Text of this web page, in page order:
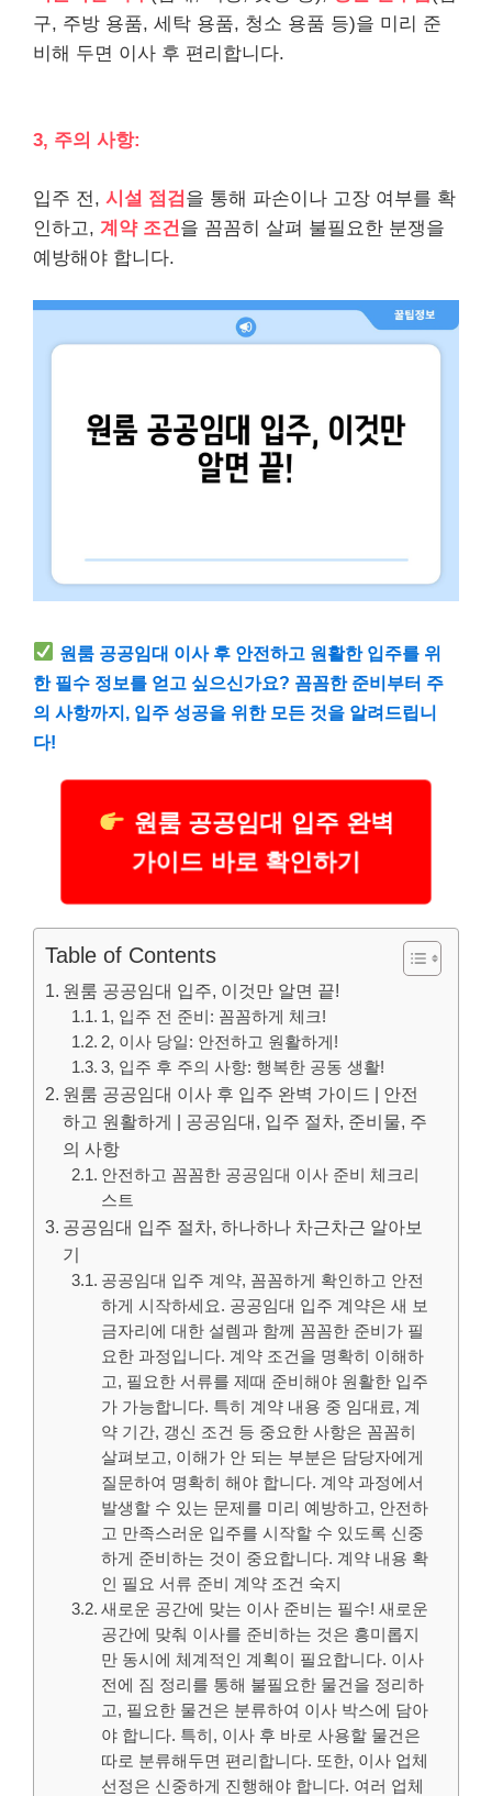
구, 주방 용품, 세탁 용품, 청소 용품 등)을 미리 준
비해 두면 이사 후 편리합니다.
3, 주의 사항:
입주 전, 시설 점검 을 통해 파손이나 고장 여부를 확
인하고, 계약 조건 을 꼼꼼히 살펴 불필요한 분쟁을
예방해야 합니다.
원룸 공공임대 이사 후 안전하고 원활한 입주를 위
한 필수 정보를 얻고 싶으신가요? 꼼꼼한 준비부터 주
의 사항까지, 입주 성공을 위한 모든 것을 알려드립니
다!
원룸 공공임대 입주 완벽
가이드 바로 확인하기
Table of Contents
원룸 공공임대 입주, 이것만 알면 끝!
1, 입주 전 준비: 꼼꼼하게 체크!
2, 이사 당일: 안전하고 원활하게!
3, 입주 후 주의 사항: 행복한 공동 생활!
원룸 공공임대 이사 후 입주 완벽 가이드 | 안전
하고 원활하게 | 공공임대, 입주 절차, 준비물, 주
의 사항
안전하고 꼼꼼한 공공임대 이사 준비 체크리
스트
공공임대 입주 절차, 하나하나 차근차근 알아보
기
공공임대 입주 계약, 꼼꼼하게 확인하고 안전
하게 시작하세요. 공공임대 입주 계약은 새 보
금자리에 대한 설렘과 함께 꼼꼼한 준비가 필
요한 과정입니다. 계약 조건을 명확히 이해하
고, 필요한 서류를 제때 준비해야 원활한 입주
가 가능합니다. 특히 계약 내용 중 임대료, 계
약 기간, 갱신 조건 등 중요한 사항은 꼼꼼히
살펴보고, 이해가 안 되는 부분은 담당자에게
질문하여 명확히 해야 합니다. 계약 과정에서
발생할 수 있는 문제를 미리 예방하고, 안전하
고 만족스러운 입주를 시작할 수 있도록 신중
하게 준비하는 것이 중요합니다. 계약 내용 확
인 필요 서류 준비 계약 조건 숙지
새로운 공간에 맞는 이사 준비는 필수! 새로운
공간에 맞춰 이사를 준비하는 것은 흥미롭지
만 동시에 체계적인 계획이 필요합니다. 이사
전에 짐 정리를 통해 불필요한 물건을 정리하
고, 필요한 물건은 분류하여 이사 박스에 담아
야 합니다. 특히, 이사 후 바로 사용할 물건은
따로 분류해두면 편리합니다. 또한, 이사 업체
선정은 신중하게 진행해야 합니다. 여러 업체